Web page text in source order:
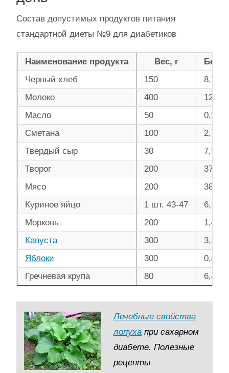
Состав допустимых продуктов питания
стандартной диеты №9 для диабетиков
Наименование продукта Вес, г
Черный хлеб
150
8,7
Молоко
400
12,5
Масло
50
0,5
Сметана
100
2,7
Твердый сыр
30
7,5
Творог
200
37,2
Мясо
200
38
Куриное яйцо
1 шт. 43-47
6,1
Морковь
200
1,4
Капуста
300
3,3
Яблоки
300
0,8
Гречневая крупа
80 6,4
Лечебные свойства
лопуха при сахарном
диабете. Полезные
рецепты